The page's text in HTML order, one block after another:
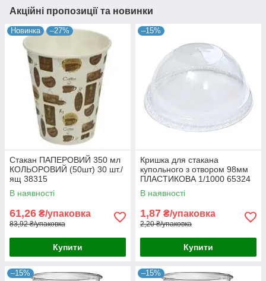
Акційні пропозиції та новинки
Новинка –27%
Стакан ПАПЕРОВИЙ 350 мл
КОЛЬОРОВИЙ (50шт) 30 шт./
ящ 38315
В наявності
61,26 ₴/упаковка
83,92 ₴/упаковка
Купити
–15%
Кришка для стакана
купольного з отвором 98мм
ПЛАСТИКОВА 1/1000 65324
В наявності
1,87 ₴/упаковка
2,20 ₴/упаковка
Купити
–15% –15%